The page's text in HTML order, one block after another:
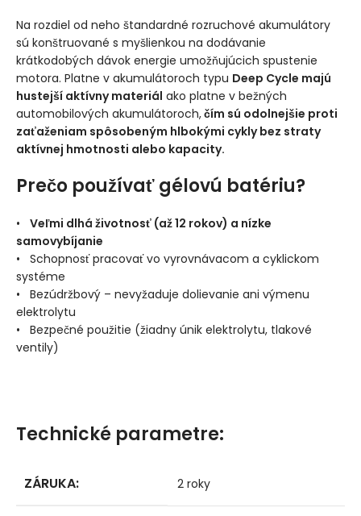
Na rozdiel od neho štandardné rozruchové akumulátory
sú konštruované s myšlienkou na dodávanie
krátkodobých dávok energie umožňujúcich spustenie
motora. Platne v akumulátoroch typu Deep Cycle majú
hustejší aktívny materiál ako platne v bežných
automobilových akumulátoroch,čím sú odolnejšie proti
zaťaženiam spôsobeným hlbokými cykly bez straty
aktívnej hmotnosti alebo kapacity.
Prečo používať gélovú batériu?
• Veľmi dlhá životnosť (až 12 rokov) a nízke
samovybíjanie
• Schopnosť pracovať vo vyrovnávacom a cyklickom
systéme
• Bezúdržbový – nevyžaduje dolievanie ani výmenu
elektrolytu
• Bezpečné použitie (žiadny únik elektrolytu, tlakové
ventily)
Technické parametre:
ZÁRUKA: 2 roky